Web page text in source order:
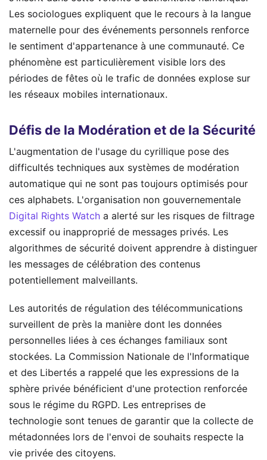
Les sociologues expliquent que le recours à la langue
maternelle pour des événements personnels renforce
le sentiment d'appartenance à une communauté. Ce
phénomène est particulièrement visible lors des
périodes de fêtes où le trafic de données explose sur
les réseaux mobiles internationaux.
Défis de la Modération et de la Sécurité
L'augmentation de l'usage du cyrillique pose des
difficultés techniques aux systèmes de modération
automatique qui ne sont pas toujours optimisés pour
ces alphabets. L'organisation non gouvernementale
Digital Rights Watch a alerté sur les risques de filtrage
excessif ou inapproprié de messages privés. Les
algorithmes de sécurité doivent apprendre à distinguer
les messages de célébration des contenus
potentiellement malveillants.
Les autorités de régulation des télécommunications
surveillent de près la manière dont les données
personnelles liées à ces échanges familiaux sont
stockées. La Commission Nationale de l'Informatique
et des Libertés a rappelé que les expressions de la
sphère privée bénéficient d'une protection renforcée
sous le régime du RGPD. Les entreprises de
technologie sont tenues de garantir que la collecte de
métadonnées lors de l'envoi de souhaits respecte la
vie privée des citoyens.